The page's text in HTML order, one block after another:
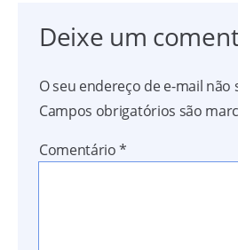
Deixe um
O seu endereço de e-mail não
Campos obrigatórios são
Comentário*